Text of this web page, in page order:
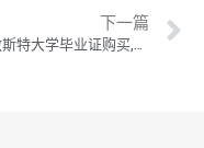
下一篇
威斯敏斯特大学毕业证购买,Westminster学位证制作,威斯敏斯特大学毕业证成绩单订做